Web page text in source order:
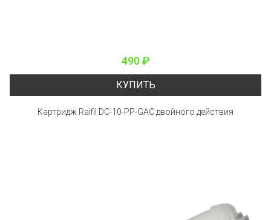
490 ₽
КУПИТЬ
Картридж Raifil DC-10-PP-GAC двойного действия